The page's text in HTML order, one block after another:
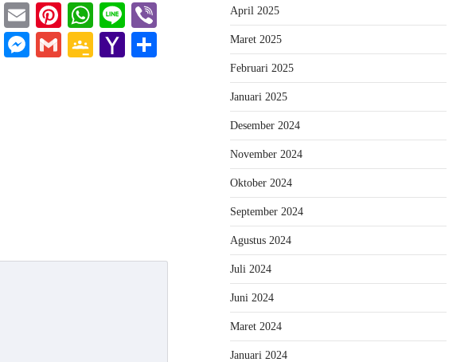
Twitter
EmailPinterest
WhatsApp
Line
WeChat
Messenger
GmailGoogleYahoo
April 2025
Maret 2025
Februari 2025
Januari 2025
Desember 2024
November 2024
Oktober 2024
September 2024
Agustus 2024
Juli 2024
Juni 2024
Maret 2024
Januari 2024